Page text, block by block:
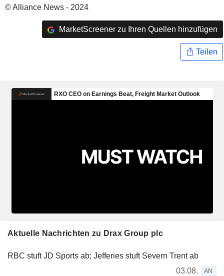
© Alliance News - 2024
MarketScreener zu Ihren Quellen hinzufügen
Teilen
Aktuelle Nachrichten zu Drax Group plc
RBC stuft JD Sports ab; Jefferies stuft Severn Trent ab
03.08.
AN